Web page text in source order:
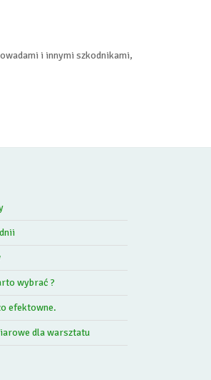
i innymi szkodnikami,
wybrać ?
efektowne.
dla warsztatu